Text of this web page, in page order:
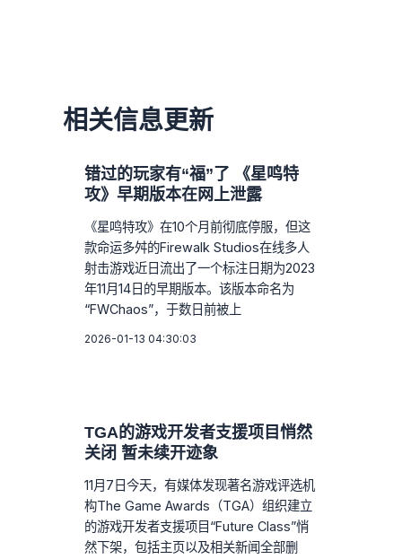
相关信息更新
错过的玩家有“福”了 《星鸣特
攻》早期版本在网上泄露
《星鸣特攻》在10个月前彻底停服，但这
款命运多舛的Firewalk Studios在线多人
射击游戏近日流出了一个标注日期为2023
年11月14日的早期版本。该版本命名为
“FWChaos”，于数日前被上
2026-01-13 04:30:03
TGA的游戏开发者支援项目悄然
关闭 暂未续开迹象
11月7日今天，有媒体发现著名游戏评选机
构The Game Awards（TGA）组织建立
的游戏开发者支援项目“Future Class”悄
然下架，包括主页以及相关新闻全部删